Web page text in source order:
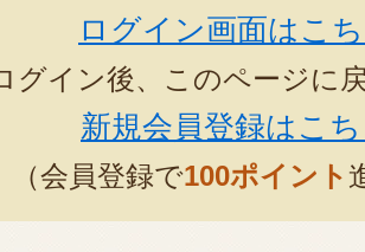
ログイン画面はこ
グイン後、このページに
新規会員登録はこ
（会員登録で100ポイント